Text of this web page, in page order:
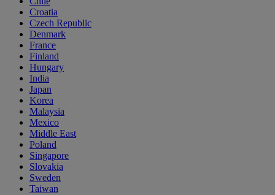
Croatia
Czech Republic
Denmark
France
Finland
Hungary
India
Japan
Korea
Malaysia
Mexico
Middle East
Poland
Singapore
Slovakia
Sweden
Taiwan